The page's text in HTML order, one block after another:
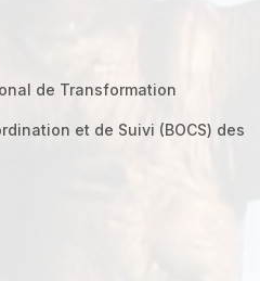
de Transformation
et de Suivi (BOCS) des